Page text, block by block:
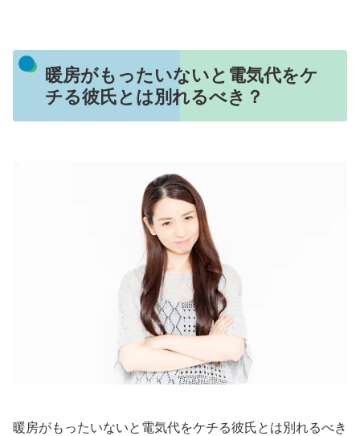
暖房がもったいないと電気代をケ
チる彼氏とは別れるべき？
暖房がもったいないと電気代をケチる彼氏とは別れるべき